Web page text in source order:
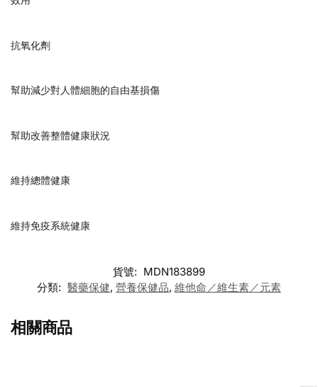
抗氧化劑
幫助減少對人體細胞的自由基損傷
幫助改善整體健康狀況
維持總體健康
維持免疫系統健康
貨號: MDN183899
分類: 醫藥保健, 營養保健品, 維他命／維生素／元素
相關商品